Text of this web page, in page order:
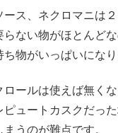
ース、ネクロマニは
ない物がほとんど
物がいっぱいになり
ロールは使えば無く
ピュートカスクだっ
うのが難点です。